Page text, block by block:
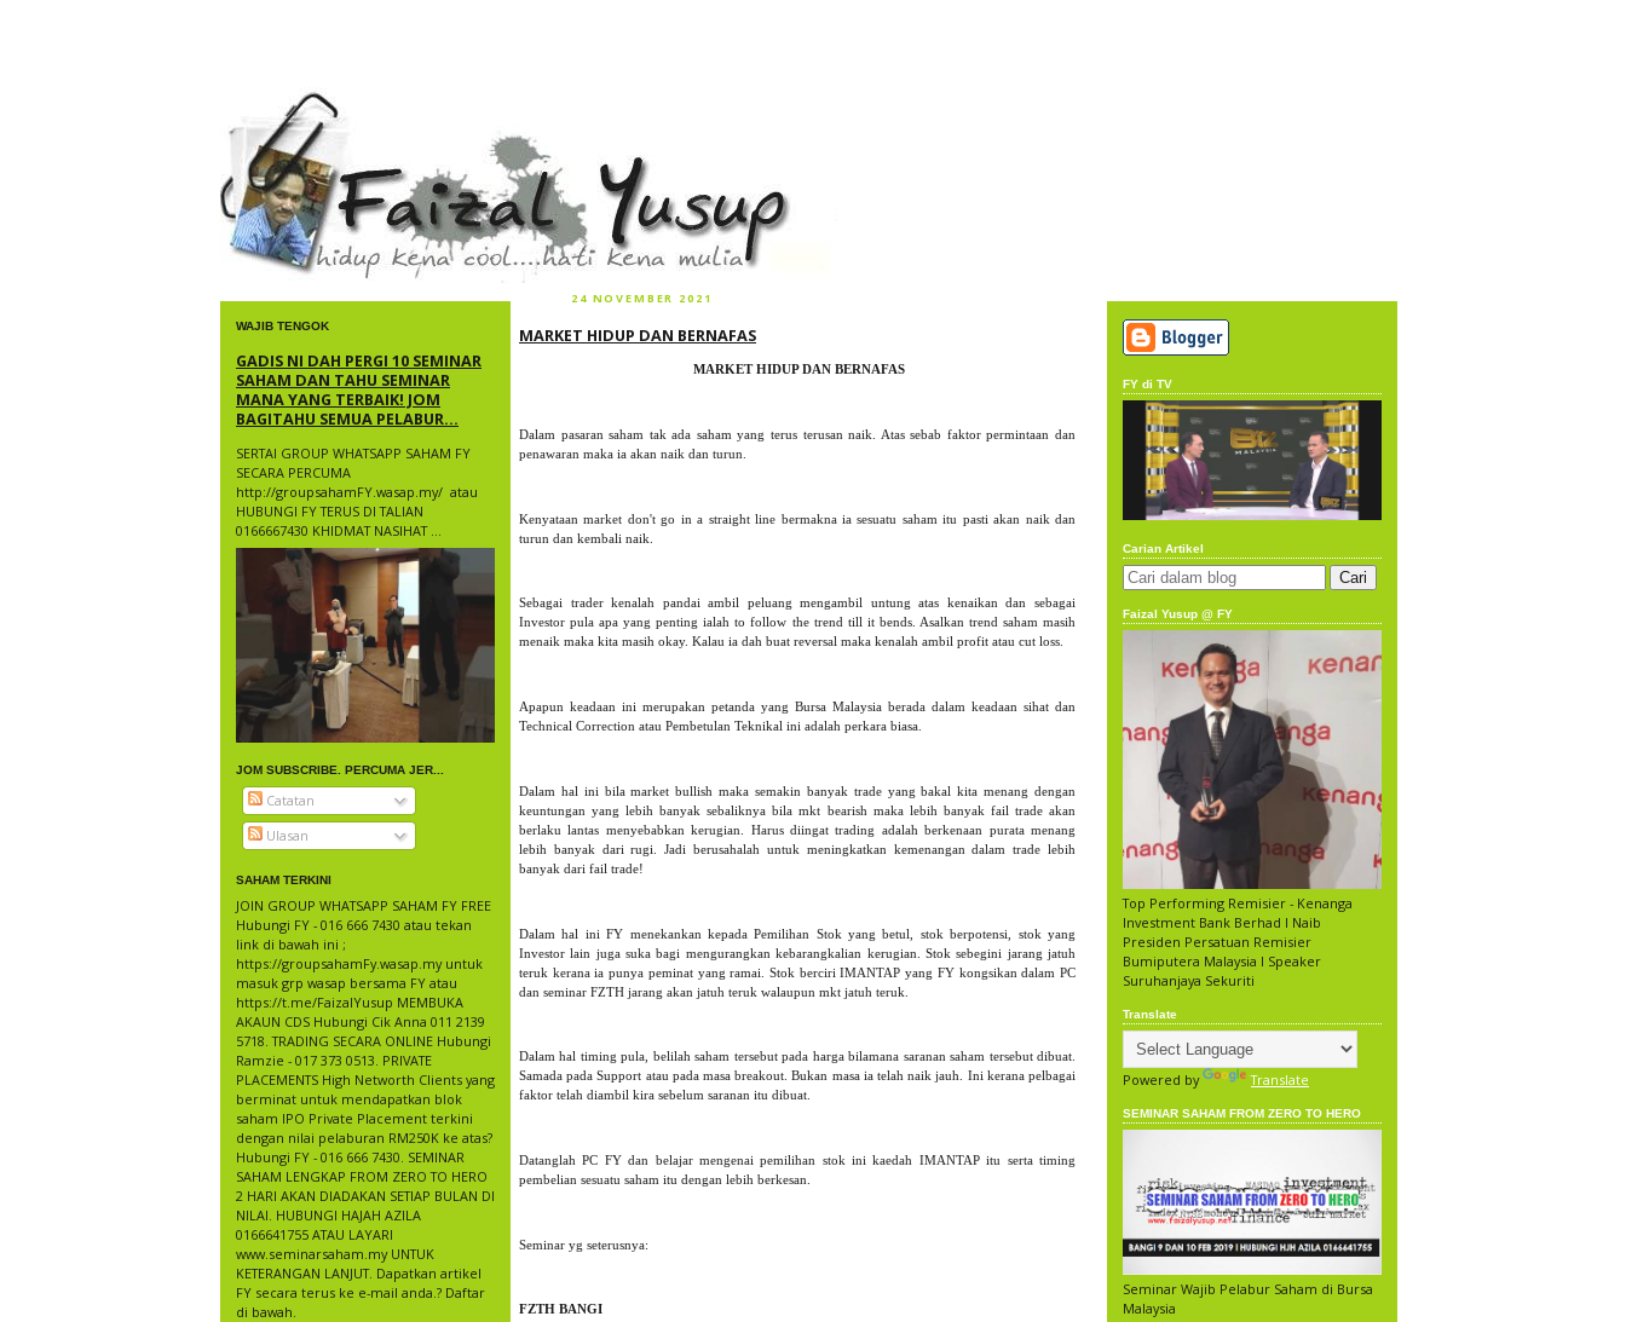
faizal yusup
WAJIB TENGOK
GADIS NI DAH PERGI 10 SEMINAR
SAHAM DAN TAHU SEMINAR
MANA YANG TERBAIK! JOM
BAGITAHU SEMUA PELABUR...
SERTAI GROUP WHATSAPP SAHAM FY
SECARA PERCUMA
http://groupsahamFY.wasap.my/ ​ atau
HUBUNGI FY TERUS DI TALIAN
0166667430 KHIDMAT NASIHAT ...
JOM SUBSCRIBE. PERCUMA JER...
Catatan
Ulasan
SAHAM TERKINI
JOIN GROUP WHATSAPP SAHAM FY FREE
Hubungi FY - 016 666 7430 atau tekan
link di bawah ini ;
https://groupsahamFy.wasap.my untuk
masuk grp wasap bersama FY atau
https://t.me/FaizalYusup MEMBUKA
AKAUN CDS Hubungi Cik Anna 011 2139
5718. TRADING SECARA ONLINE Hubungi
Ramzie - 017 373 0513. PRIVATE
PLACEMENTS High Networth Clients yang
berminat untuk mendapatkan blok
saham IPO Private Placement terkini
dengan nilai pelaburan RM250K ke atas?
Hubungi FY - 016 666 7430. SEMINAR
SAHAM LENGKAP FROM ZERO TO HERO
2 HARI AKAN DIADAKAN SETIAP BULAN DI
NILAI. HUBUNGI HAJAH AZILA
0166641755 ATAU LAYARI
www.seminarsaham.my UNTUK
KETERANGAN LANJUT. Dapatkan artikel
FY secara terus ke e-mail anda.? Daftar
di bawah.
24 NOVEMBER 2021
MARKET HIDUP DAN BERNAFAS
MARKET HIDUP DAN BERNAFAS
Dalam pasaran saham tak ada saham yang terus terusan naik. Atas sebab faktor permintaan dan
penawaran maka ia akan naik dan turun.
Kenyataan market don't go in a straight line bermakna ia sesuatu saham itu pasti akan naik dan
turun dan kembali naik.
Sebagai trader kenalah pandai ambil peluang mengambil untung atas kenaikan dan sebagai
Investor pula apa yang penting ialah to follow the trend till it bends. Asalkan trend saham masih
menaik maka kita masih okay. Kalau ia dah buat reversal maka kenalah ambil profit atau cut loss.
Apapun keadaan ini merupakan petanda yang Bursa Malaysia berada dalam keadaan sihat dan
Technical Correction atau Pembetulan Teknikal ini adalah perkara biasa.
Dalam hal ini bila market bullish maka semakin banyak trade yang bakal kita menang dengan
keuntungan yang lebih banyak sebaliknya bila mkt bearish maka lebih banyak fail trade akan
berlaku lantas menyebabkan kerugian. Harus diingat trading adalah berkenaan purata menang
lebih banyak dari rugi. Jadi berusahalah untuk meningkatkan kemenangan dalam trade lebih
banyak dari fail trade!
Dalam hal ini FY menekankan kepada Pemilihan Stok yang betul, stok berpotensi, stok yang
Investor lain juga suka bagi mengurangkan kebarangkalian kerugian. Stok sebegini jarang jatuh
teruk kerana ia punya peminat yang ramai. Stok berciri IMANTAP yang FY kongsikan dalam PC
dan seminar FZTH jarang akan jatuh teruk walaupun mkt jatuh teruk.
Dalam hal timing pula, belilah saham tersebut pada harga bilamana saranan saham tersebut dibuat.
Samada pada Support atau pada masa breakout. Bukan masa ia telah naik jauh. Ini kerana pelbagai
faktor telah diambil kira sebelum saranan itu dibuat.
Datanglah PC FY dan belajar mengenai pemilihan stok ini kaedah IMANTAP itu serta timing
pembelian sesuatu saham itu dengan lebih berkesan.
Seminar yg seterusnya:
FZTH BANGI
FY di TV
Carian Artikel
Faizal Yusup @ FY
Top Performing Remisier - Kenanga
Investment Bank Berhad l Naib
Presiden Persatuan Remisier
Bumiputera Malaysia l Speaker
Suruhanjaya Sekuriti
Translate
Powered by Translate
SEMINAR SAHAM FROM ZERO TO HERO
Seminar Wajib Pelabur Saham di Bursa
Malaysia